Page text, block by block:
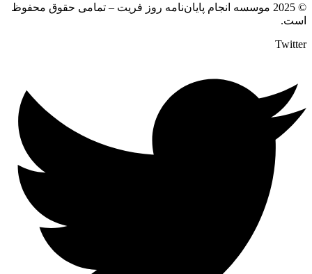
© 2025 موسسه انجام پایان‌نامه روز فریت – تمامی حقوق محفوظ
است.
Twitter